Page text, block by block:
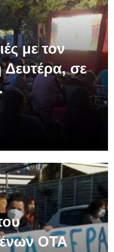
με τον
σε
ΟΤΑ